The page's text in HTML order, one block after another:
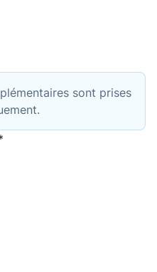
sont prises